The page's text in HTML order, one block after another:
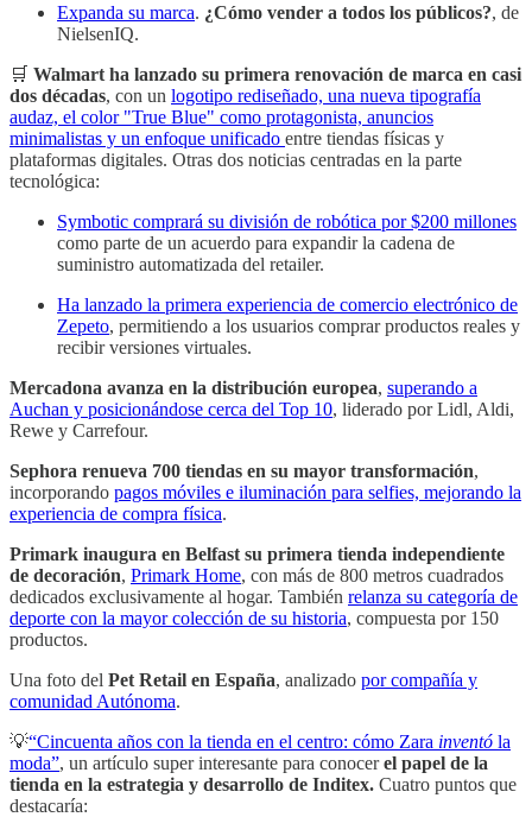
Expanda su marca. ¿Cómo vender a todos los públicos?, de
NielsenIQ.
🛒 Walmart ha lanzado su primera renovación de marca en casi
dos décadas, con un logotipo rediseñado, una nueva tipografía
audaz, el color "True Blue" como protagonista, anuncios
minimalistas y un enfoque unificado entre tiendas físicas y
plataformas digitales. Otras dos noticias centradas en la parte
tecnológica:
Symbotic comprará su división de robótica por $200 millones
como parte de un acuerdo para expandir la cadena de
suministro automatizada del retailer.
Ha lanzado la primera experiencia de comercio electrónico de
Zepeto, permitiendo a los usuarios comprar productos reales y
recibir versiones virtuales.
Mercadona avanza en la distribución europea, superando a
Auchan y posicionándose cerca del Top 10, liderado por Lidl, Aldi,
Rewe y Carrefour.
Sephora renueva 700 tiendas en su mayor transformación,
incorporando pagos móviles e iluminación para selfies, mejorando la
experiencia de compra física.
Primark inaugura en Belfast su primera tienda independiente
de decoración, Primark Home, con más de 800 metros cuadrados
dedicados exclusivamente al hogar. También relanza su categoría de
deporte con la mayor colección de su historia, compuesta por 150
productos.
Una foto del Pet Retail en España, analizado por compañía y
comunidad Autónoma.
💡“Cincuenta años con la tienda en el centro: cómo Zara inventó la
moda”, un artículo super interesante para conocerel papel de la
tienda en la estrategia y desarrollo de Inditex. Cuatro puntos que
destacaría: